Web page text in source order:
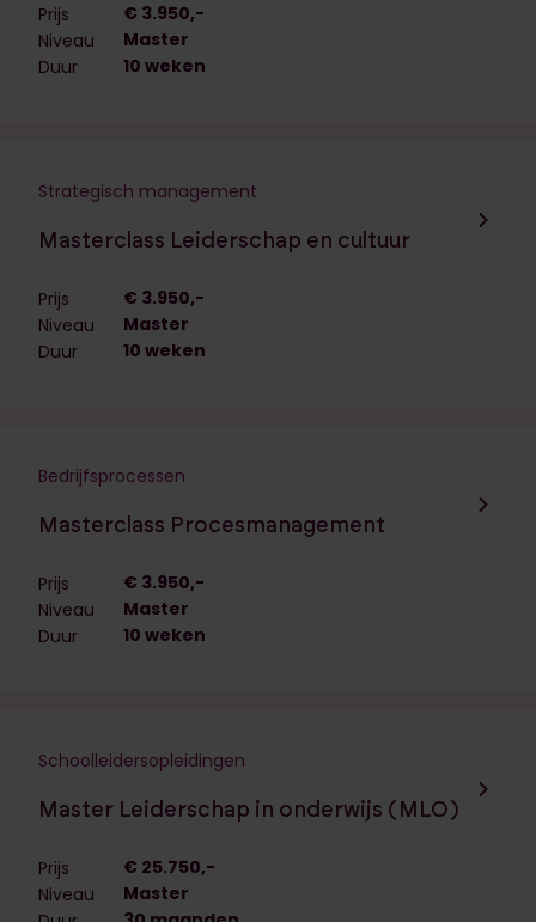
Prijs
€ 3.950,-
Niveau
Master
Duur
10 weken
Strategisch management
Masterclass Leiderschap en cultuur
Prijs
€ 3.950,-
Niveau
Master
Duur
10 weken
Bedrijfsprocessen
Masterclass Procesmanagement
Prijs
€ 3.950,-
Niveau
Master
Duur
10 weken
Schoolleidersopleidingen
Master Leiderschap in onderwijs (MLO)
Prijs
€ 25.750,-
Niveau
Master